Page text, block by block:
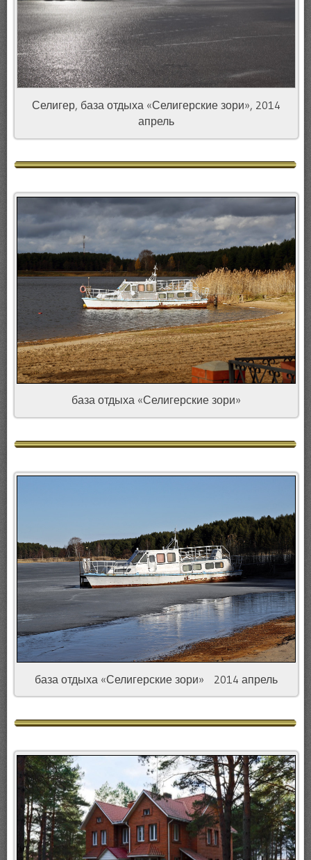
Селигер, база отдыха «Селигерские зори», 2014
апрель
база отдыха «Селигерские зори»
база отдыха «Селигерские зори» 2014 апрель